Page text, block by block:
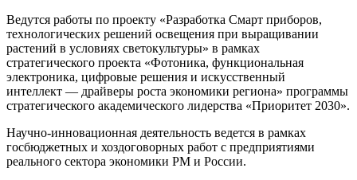
Ведутся работы по проекту «Разработка Смарт приборов,
технологических решений освещения при выращивании
растений в условиях светокультуры» в рамках
стратегического проекта «Фотоника, функциональная
электроника, цифровые решения и искусственный
интеллект — драйверы роста экономики региона» программы
стратегического академического лидерства «Приоритет 2030».
Научно-инновационная деятельность ведется в рамках
госбюджетных и хоздоговорных работ с предприятиями
реального сектора экономики РМ и России.